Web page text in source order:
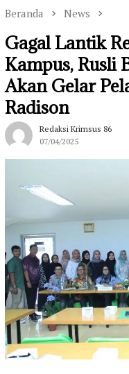
Beranda News
Gagal Lantik
Kampus, Rusli
Akan Gelar
Radison
Redaksi Krimsus 86
07/04/2025